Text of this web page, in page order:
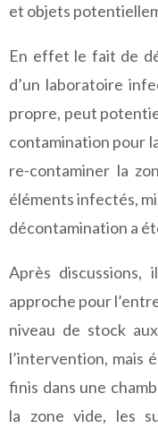
et objets
En effet le fait de
d’un laboratoire
propre, peut
contamination pour
re-contaminer la
éléments infectés,
décontamination a
Après
approche pour
niveau de stock
l’intervention, mais
finis dans une
la zone vide, les